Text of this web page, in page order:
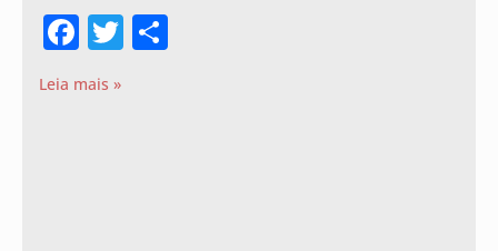
Facebook
Twitter
Leia mais »